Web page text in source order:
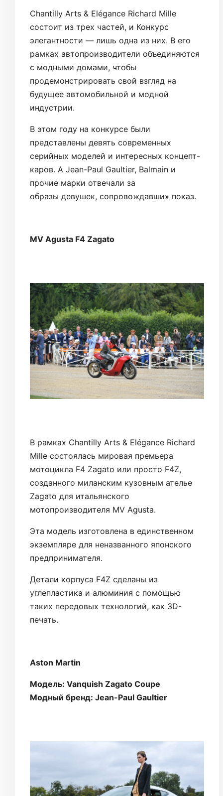
Chantilly Arts & Elégance Richard Mille
состоит из трех частей, и Конкурс
элегантности — лишь одна из них. В его
рамках автопроизводители объединяются
с модными домами, чтобы
продемонстрировать свой взгляд на
будущее автомобильной и модной
индустрии.
В этом году на конкурсе были
представлены девять современных
серийных моделей и интересных концепт-
каров. А Jean-Paul Gaultier, Balmain и
прочие марки отвечали за
образы девушек, сопровождавших показ.
MV Agusta F4 Zagato
В рамках Chantilly Arts & Elégance Richard
Mille состоялась мировая премьера
мотоцикла F4 Zagato или просто F4Z,
созданного миланским кузовным ателье
Zagato для итальянского
мотопроизводителя MV Agusta.
Эта модель изготовлена в единственном
экземпляре для неназванного японского
предпринимателя.
Детали корпуса F4Z сделаны из
углепластика и алюминия с помощью
таких передовых технологий, как 3D-
печать.
Aston Martin
Модель: Vanquish Zagato Coupe
Модный бренд: Jean-Paul Gaultier